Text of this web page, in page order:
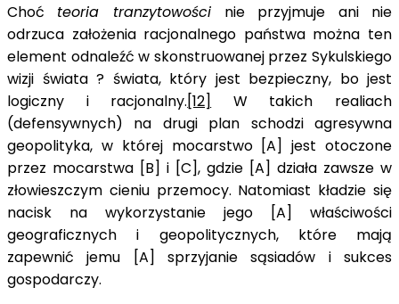
Choć teoria tranzytowości nie przyjmuje ani nie
odrzuca założenia racjonalnego państwa można ten
element odnaleźć w skonstruowanej przez Sykulskiego
wizji świata ? świata, który jest bezpieczny, bo jest
logiczny i racjonalny.[12]
W takich realiach
(defensywnych) na drugi plan schodzi agresywna
geopolityka, w której mocarstwo [A] jest otoczone
przez mocarstwa [B] i [C], gdzie [A] działa zawsze w
złowieszczym cieniu przemocy. Natomiast kładzie się
nacisk na wykorzystanie jego [A] właściwości
geograficznych i geopolitycznych, które mają
zapewnić jemu [A] sprzyjanie sąsiadów i sukces
gospodarczy.